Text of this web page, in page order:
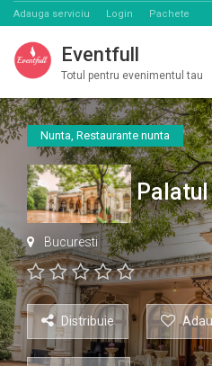
Adauga serviciu Login Pachete
Eventfull
Totul pentru evenimentul tau
Nunta, Restaurante nunta
Palatul
Bucuresti
Distribuie